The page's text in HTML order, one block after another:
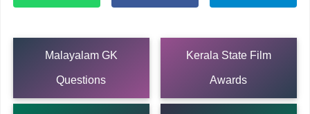
Malayalam GK
Questions
Kerala State Film
Awards